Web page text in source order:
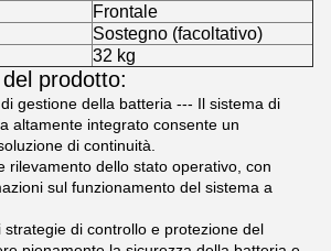
Frontale
Sostegno (facoltativo)
32 kg
prodotto:
gestione della batteria --- Il sistema di
altamente integrato consente un
di continuità.
rilevamento dello stato operativo, con
sul funzionamento del sistema a
di controllo e protezione del